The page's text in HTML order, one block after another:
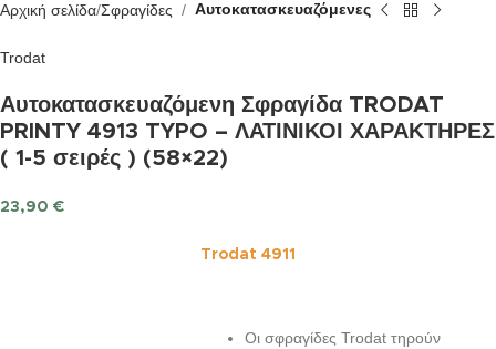
Αρχική σελίδα Σφραγίδες Αυτοκατασκευαζόμενες
Trodat
Αυτοκατασκευαζόμενη Σφραγίδα TRODAT
PRINTY 4913 TYPO – ΛΑΤΙΝΙΚΟΙ ΧΑΡΑΚΤΗΡΕΣ
( 1-5 σειρές ) (58×22)
23,90 €
Trodat 4911
Οι σφραγίδες Trodat τηρούν